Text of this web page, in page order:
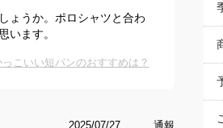
ょうか。ポロシャツと合わ
います。
こいい短パンのおすすめは？
2025/07/27 通報